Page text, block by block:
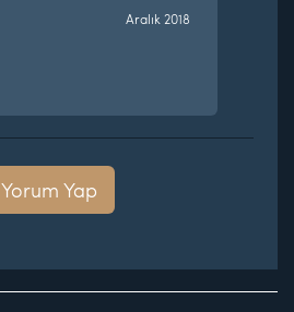
Aralık 2018
Yorum Yap